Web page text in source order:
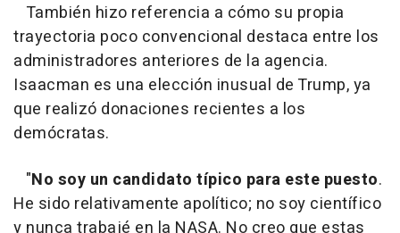
También hizo referencia a cómo su propia
trayectoria poco convencional destaca entre los
administradores anteriores de la agencia.
Isaacman es una elección inusual de Trump, ya
que realizó donaciones recientes a los
demócratas.
"No soy un candidato típico para este puesto.
He sido relativamente apolítico; no soy científico